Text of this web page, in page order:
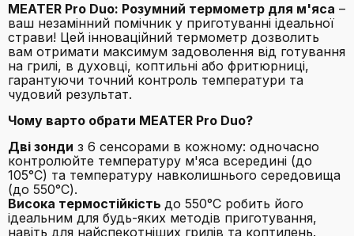
MEATER Pro Duo: Розумний термометр для м'яса –
ваш незамінний помічник у приготуванні ідеальної
страви! Цей інноваційний термометр дозволить
вам отримати максимум задоволення від готування
на грилі, в духовці, коптильні або фритюрниці,
гарантуючи точний контроль температури та
чудовий результат.
Чому варто обрати MEATER Pro Duo?
Дві зонди з 6 сенсорами в кожному: одночасно
контролюйте температуру м'яса всередині (до
105°C) та температуру навколишнього середовища
(до 550°C).
Висока термостійкість до 550°C робить його
ідеальним для будь-яких методів приготування,
навіть для найспекотніших грилів та коптилень.